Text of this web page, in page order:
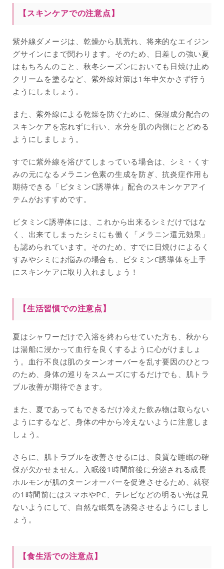
【スキンケアでの注意点】
紫外線ダメージは、乾燥から肌荒れ、将来的なエイジン
グサインにまで関わります。そのため、日差しの強い夏
はもちろんのこと、秋冬シーズンにおいても日焼け止め
クリームを塗るなど、紫外線対策は1年中欠かさず行う
ようにしましょう。
また、紫外線による乾燥を防ぐために、保湿成分配合の
スキンケアを忘れずに行い、水分を肌の内側にとどめる
ようにしましょう。
すでに紫外線を浴びてしまっている場合は、シミ・くす
みの元になるメラニン色素の生成を防ぎ、抗炎症作用も
期待できる「ビタミンC誘導体」配合のスキンケアアイ
テムがおすすめです。
ビタミンC誘導体には、これから出来るシミだけではな
く、出来てしまったシミにも働く「メラニン還元効果」
も認められています。そのため、すでに日焼けによるく
すみやシミにお悩みの場合も、ビタミンC誘導体を上手
にスキンケアに取り入れましょう！
【生活習慣での注意点】
夏はシャワーだけで入浴を終わらせていた方も、秋から
は湯船に浸かって血行を良くするように心がけましょ
う。血行不良は肌のターンオーバーを乱す要因のひとつ
のため、身体の巡りをスムーズにするだけでも、肌トラ
ブル改善が期待できます。
また、夏であってもできるだけ冷えた飲み物は取らない
ようにするなど、身体の中から冷えないように注意しま
しょう。
さらに、肌トラブルを改善させるには、良質な睡眠の確
保が欠かせません。入眠後1時間前後に分泌される成長
ホルモンが肌のターンオーバーを促進させるため、就寝
の1時間前にはスマホやPC、テレビなどの明るい光は見
ないようにして、自然な眠気を誘発させるようにしまし
ょう。
【食生活での注意点】